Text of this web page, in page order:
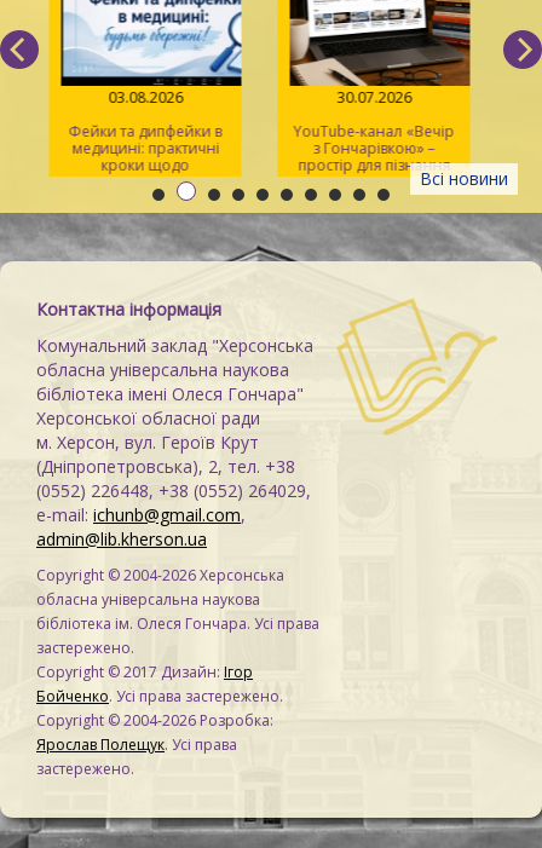
Всі новини
03.08.2026
Фейки та дипфейки в
медицині: практичні
кроки щодо
розпізнавання
30.07.2026
YouTube-канал «Вечір
з Гончарівкою» –
простір для пізнання
та натхнення
Контактна інформація
Комунальний заклад "Херсонська
обласна універсальна наукова
бібліотека імені Олеся Гончара"
Херсонської обласної ради
м. Херсон, вул. Героїв Крут
(Дніпропетровська), 2, тел. +38
(0552) 226448, +38 (0552) 264029,
e-mail: ichunb@gmail.com,
admin@lib.kherson.ua
Copyright © 2004-2026 Херсонська
обласна універсальна наукова
бібліотека ім. Олеся Гончара. Усі права
застережено.
Copyright © 2017 Дизайн: Ігор
Бойченко. Усі права застережено.
Copyright © 2004-2026 Розробка:
Ярослав Полещук. Усі права
застережено.